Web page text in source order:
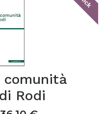
comunità
Rodi